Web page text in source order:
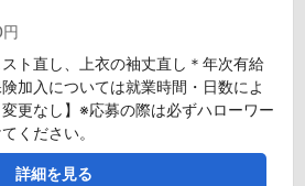
ト直し、上衣の袖丈直し＊年次有給
加入については就業時間・日数によ
更なし】※応募の際は必ずハローワー
ください。
詳細を見る